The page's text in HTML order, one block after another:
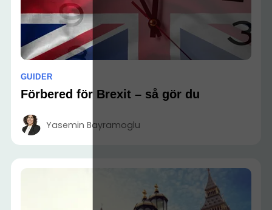
GUIDER
Förbered för Brexit – så gör du
Yasemin Bayramoglu